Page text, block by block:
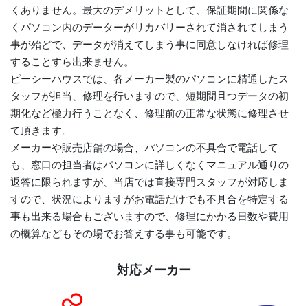
くありません。最大のデメリットとして、保証期間に関係な
くパソコン内のデーターがリカバリーされて消されてしまう
事が殆どで、データが消えてしまう事に同意しなければ修理
することすら出来ません。
ピーシーハウスでは、各メーカー製のパソコンに精通したス
タッフが担当、修理を行いますので、短期間且つデータの初
期化など極力行うことなく、修理前の正常な状態に修理させ
て頂きます。
メーカーや販売店舗の場合、パソコンの不具合で電話して
も、窓口の担当者はパソコンに詳しくなくマニュアル通りの
返答に限られますが、当店では直接専門スタッフが対応しま
すので、状況によりますがお電話だけでも不具合を特定する
事も出来る場合もございますので、修理にかかる日数や費用
の概算などもその場でお答えする事も可能です。
対応メーカー